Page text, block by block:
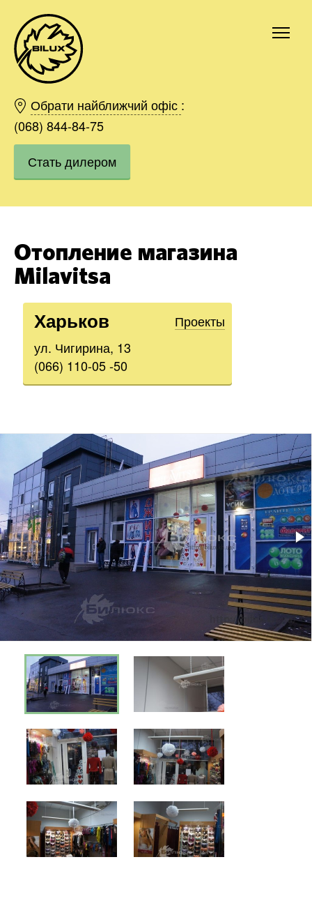
Обрати найближчий офіс :
(068) 844-84-75
Стать дилером
Отопление магазина
Milavitsa
Харьков
Проекты
ул. Чигирина, 13
(066) 110-05 -50
Киев
Харьков
Одесса
Днепр
Ивано-Франковск
Винница
Область
Заказать